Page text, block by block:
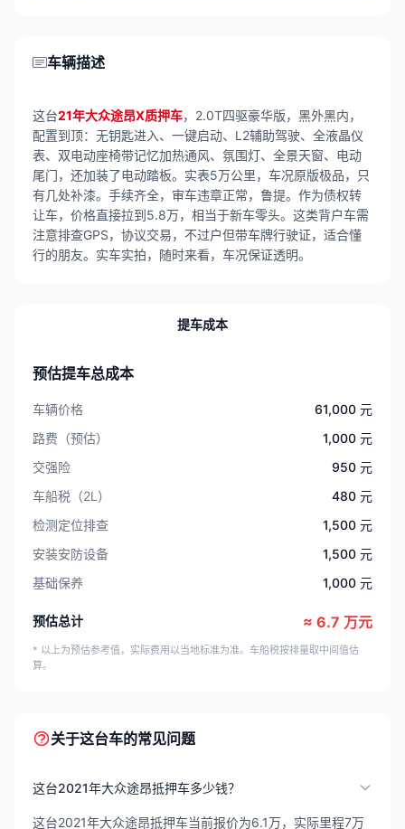
车辆描述
这台21年大众途昂X质押车，2.0T四驱豪华版，黑外黑内，
配置到顶：无钥匙进入、一键启动、L2辅助驾驶、全液晶仪
表、双电动座椅带记忆加热通风、氛围灯、全景天窗、电动
尾门，还加装了电动踏板。实表5万公里，车况原版极品，只
有几处补漆。手续齐全，审车违章正常，鲁提。作为债权转
让车，价格直接拉到5.8万，相当于新车零头。这类背户车需
注意排查GPS，协议交易，不过户但带车牌行驶证，适合懂
行的朋友。实车实拍，随时来看，车况保证透明。
提车成本
预估提车总成本
车辆价格
61,000 元
路费（预估）
1,000 元
交强险
950 元
车船税（2L）
480 元
检测定位排查
1,500 元
安装安防设备
1,500 元
基础保养
1,000 元
预估总计 ≈ 6.7 万元
* 以上为预估参考值，实际费用以当地标准为准。车船税按排量取中间值估
算。
关于这台车的常见问题
这台2021年大众途昂抵押车多少钱？
这台2021年大众途昂抵押车当前报价为6.1万，实际里程7万